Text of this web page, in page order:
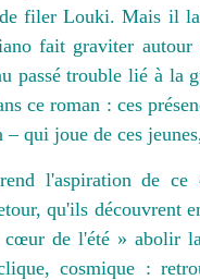
filer Louki. Mais il
fait graviter autour
passé trouble lié à la
ce roman : ces
– qui joue de ces
l'aspiration de
qu'ils découvrent
de l'été » abolir la
cosmique :